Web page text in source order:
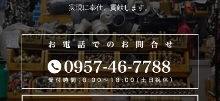
実現に奉仕、貢献します。